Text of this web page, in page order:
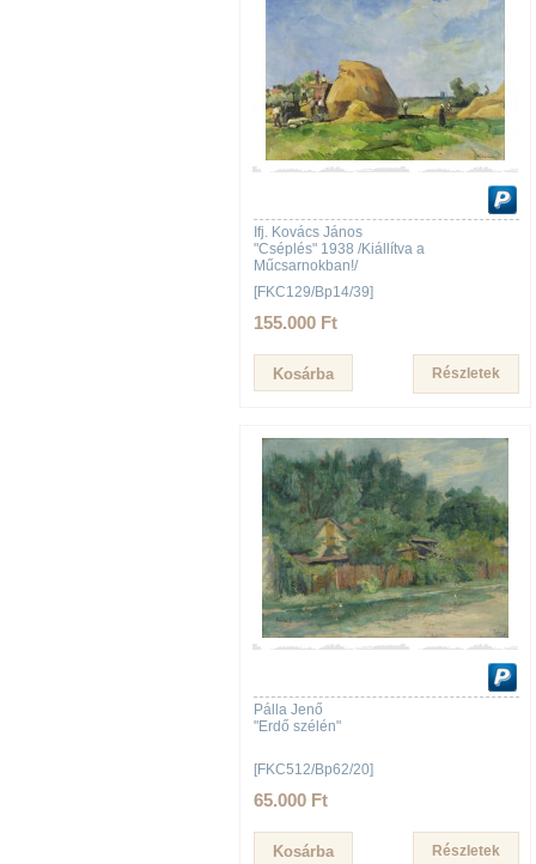
Ifj. Kovács János
"Cséplés" 1938 /Kiállítva a
Műcsarnokban!/
[FKC129/Bp14/39]
155.000 Ft
Részletek
Pálla Jenő
"Erdő szélén"
[FKC512/Bp62/20]
65.000 Ft
Részletek